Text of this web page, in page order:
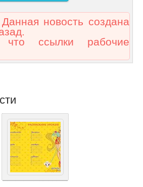
Данная новость создана
что ссылки рабочие